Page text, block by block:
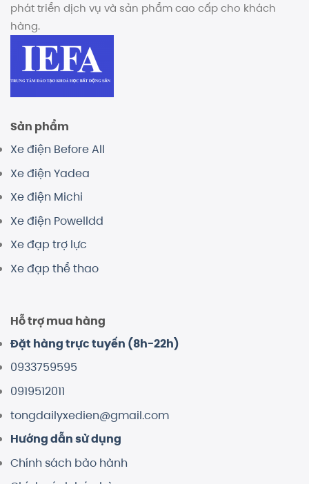
phát triển dịch vụ và sản phẩm cao cấp cho khách
hàng.
Sản phẩm
Xe điện Before All
Xe điện Yadea
Xe điện Michi
Xe điện Powelldd
Xe đạp trợ lực
Xe đạp thể thao
Hỗ trợ mua hàng
Đặt hàng trực tuyến (8h-22h)
0933759595
0919512011
tongdailyxedien@gmail.com
Hướng dẫn sử dụng
Chính sách bảo hành